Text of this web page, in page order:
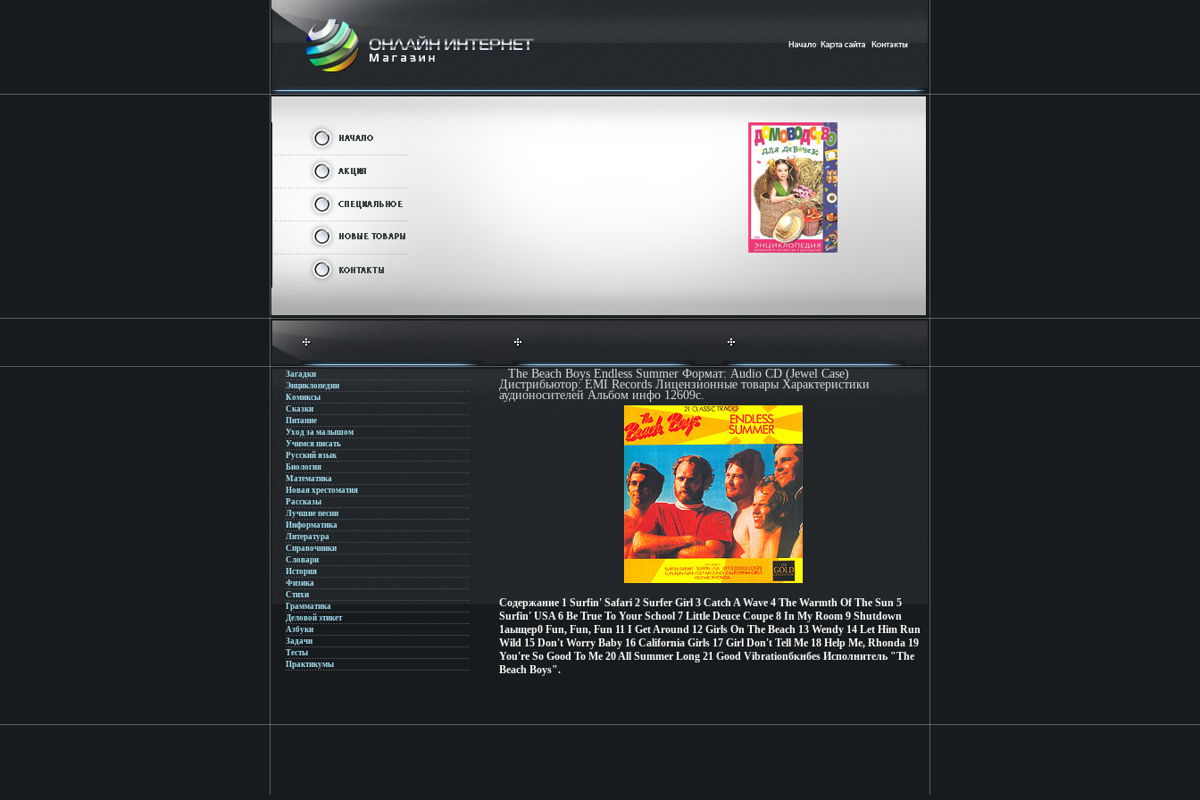
Загадки
Энциклопедии
Комиксы
Сказки
Питание
Уход за малышом
Учимся писать
Русский язык
Биология
Математика
Новая хрестоматия
Рассказы
Лучшие песни
Информатика
Литература
Справочники
Словари
История
Физика
Стихи
Грамматика
Деловой этикет
Азбуки
Задачи
Тесты
Практикумы
The Beach Boys Endless Summer Формат: Audio CD (Jewel Case)
Дистрибьютор: EMI Records Лицензионные товары Характеристики
аудионосителей Альбом инфо 12609c.
Содержание 1 Surfin' Safari 2 Surfer Girl 3 Catch A Wave 4 The Warmth Of The Sun 5
Surfin' USA 6 Be True To Your School 7 Little Deuce Coupe 8 In My Room 9 Shutdown
1аыщер0 Fun, Fun, Fun 11 I Get Around 12 Girls On The Beach 13 Wendy 14 Let Him Run
Wild 15 Don't Worry Baby 16 California Girls 17 Girl Don't Tell Me 18 Help Me, Rhonda 19
You're So Good To Me 20 All Summer Long 21 Good Vibrationбкнбеs Исполнитель "The
Beach Boys".